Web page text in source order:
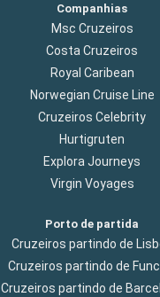
Companhias
Msc Cruzeiros
Costa Cruzeiros
Royal Caribean
Norwegian Cruise Line
Cruzeiros Celebrity
Hurtigruten
Explora Journeys
Virgin Voyages
Porto de partida
Cruzeiros partindo de
Cruzeiros partindo de
Cruzeiros partindo de